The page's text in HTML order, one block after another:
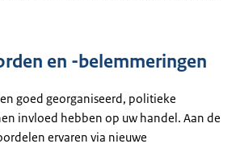
en -belemmeringen
goed georganiseerd, politieke
invloed hebben op uw handel. Aan de
ervaren via nieuwe